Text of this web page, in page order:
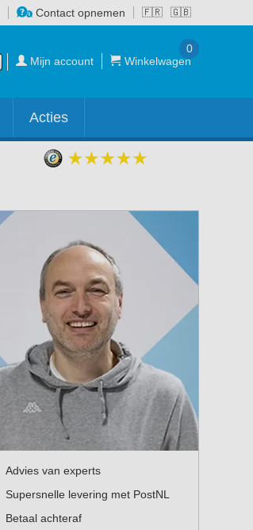
🇫🇷 🇬🇧
Contact opnemen
Excl. Mijn account Winkelwagen
0
Acties
Advies van experts
Supersnelle levering met PostNL
Betaal achteraf